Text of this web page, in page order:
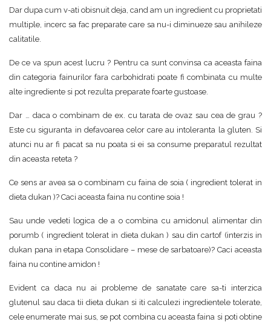
Dar dupa cum v-ati obisnuit deja, cand am un ingredient cu proprietati
multiple, incerc sa fac preparate care sa nu-i diminueze sau anihileze
calitatile.
De ce va spun acest lucru ? Pentru ca sunt convinsa ca aceasta faina
din categoria fainurilor fara carbohidrati poate fi combinata cu multe
alte ingrediente si pot rezulta preparate foarte gustoase.
Dar … daca o combinam de ex. cu tarata de ovaz sau cea de grau ?
Este cu siguranta in defavoarea celor care au intoleranta la gluten. Si
atunci nu ar fi pacat sa nu poata si ei sa consume preparatul rezultat
din aceasta reteta ?
Ce sens ar avea sa o combinam cu faina de soia ( ingredient tolerat in
dieta dukan )? Caci aceasta faina nu contine soia !
Sau unde vedeti logica de a o combina cu amidonul alimentar din
porumb ( ingredient tolerat in dieta dukan ) sau din cartof (interzis in
dukan pana in etapa Consolidare – mese de sarbatoare)? Caci aceasta
faina nu contine amidon !
Evident ca daca nu ai probleme de sanatate care sa-ti interzica
glutenul sau daca tii dieta dukan si iti calculezi ingredientele tolerate,
cele enumerate mai sus, se pot combina cu aceasta faina si poti obtine